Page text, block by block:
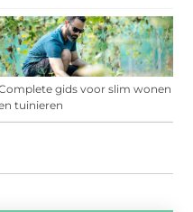
gids voor slim wonen
tuinieren